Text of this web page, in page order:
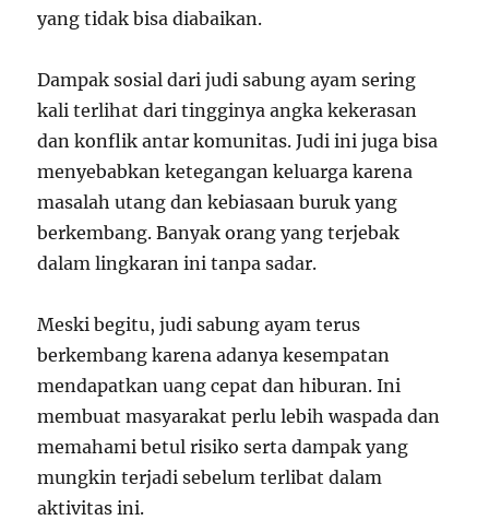
yang tidak bisa diabaikan.
Dampak sosial dari judi sabung ayam sering
kali terlihat dari tingginya angka kekerasan
dan konflik antar komunitas. Judi ini juga bisa
menyebabkan ketegangan keluarga karena
masalah utang dan kebiasaan buruk yang
berkembang. Banyak orang yang terjebak
dalam lingkaran ini tanpa sadar.
Meski begitu, judi sabung ayam terus
berkembang karena adanya kesempatan
mendapatkan uang cepat dan hiburan. Ini
membuat masyarakat perlu lebih waspada dan
memahami betul risiko serta dampak yang
mungkin terjadi sebelum terlibat dalam
aktivitas ini.